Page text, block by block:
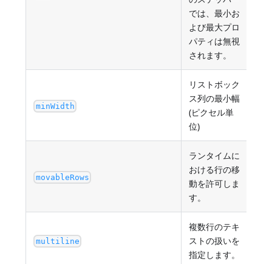
では、最小お
よび最大プロ
パティは無視
されます。
minWidth
リストボック
ス列の最小幅
(ピクセル単
位)
movableRows
ランタイムに
おける行の移
動を許可しま
す。
multiline
複数行のテキ
ストの扱いを
指定します。